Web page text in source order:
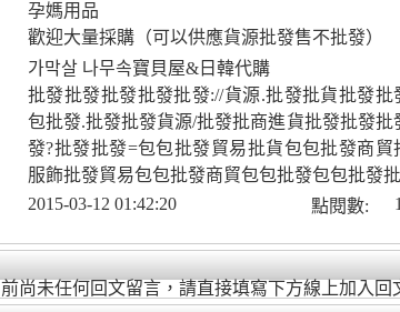
孕媽用品
歡迎大量採購（可以供應貨源批發售不批發）
가막살 나무속寶貝屋&日韓代購
批發批發批發批發批發://貨源.批發批貨批發
包批發.批發批發貨源/批發批商進貨批發批發
發?批發批發=包包批發貿易批貨包包批發商
服飾批發貿易包包批發商貿包包批發包包批發
2015-03-12 01:42:20 點閱數:
前尚未任何回文留言，請直接填寫下方線上加入